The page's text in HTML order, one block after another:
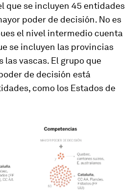
que se incluyen 45 entidades
poder de decisión. No es
el nivel intermedio cuenta
se incluyen las provincias
las vascas. El grupo que
de decisión está
como los Estados de